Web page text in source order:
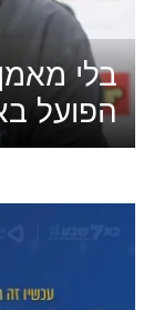
בלי
הפועל